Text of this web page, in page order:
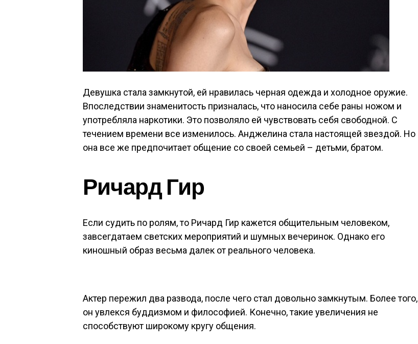
Девушка стала замкнутой, ей нравилась черная одежда и холодное оружие.
Впоследствии знаменитость призналась, что наносила себе раны ножом и
употребляла наркотики. Это позволяло ей чувствовать себя свободной. С
течением времени все изменилось. Анджелина стала настоящей звездой. Но
она все же предпочитает общение со своей семьей – детьми, братом.
Ричард Гир
Если судить по ролям, то Ричард Гир кажется общительным человеком,
завсегдатаем светских мероприятий и шумных вечеринок. Однако его
киношный образ весьма далек от реального человека.
Актер пережил два развода, после чего стал довольно замкнутым. Более того,
он увлекся буддизмом и философией. Конечно, такие увеличения не
способствуют широкому кругу общения.